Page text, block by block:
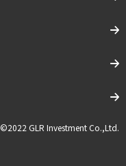
©2022 GLR Investment Co.,Ltd.